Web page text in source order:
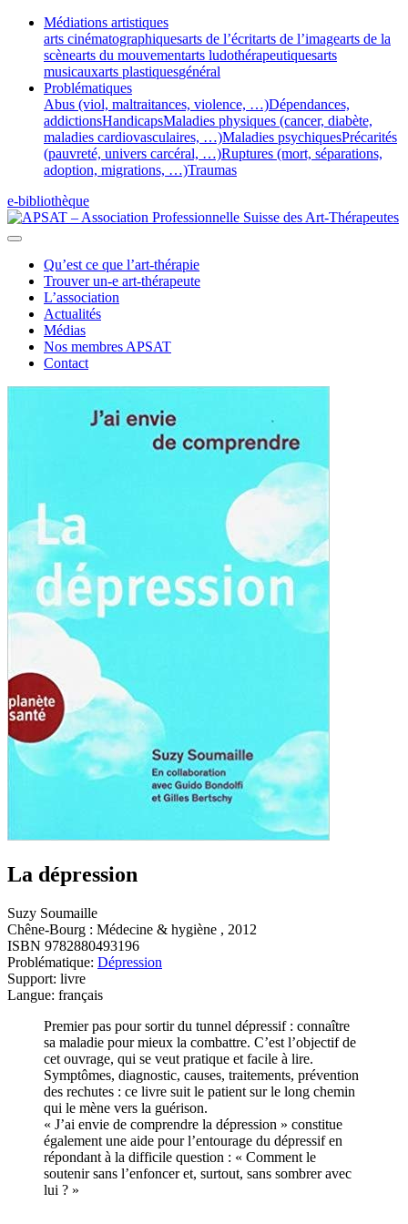
Médiations artistiques
arts cinématographiquesarts de l’écritarts de l’imagearts de la
scènearts du mouvementarts ludothérapeutiquesarts
musicauxarts plastiquesgénéral
Problématiques
Abus (viol, maltraitances, violence, …)Dépendances,
addictionsHandicapsMaladies physiques (cancer, diabète,
maladies cardiovasculaires, …)Maladies psychiquesPrécarités
(pauvreté, univers carcéral, …)Ruptures (mort, séparations,
adoption, migrations, …)Traumas
e-bibliothèque
Qu’est ce que l’art-thérapie
Trouver un-e art-thérapeute
L’association
Actualités
Médias
Nos membres APSAT
Contact
La dépression
Suzy Soumaille
Chêne-Bourg : Médecine & hygiène , 2012
ISBN 9782880493196
Problématique: Dépression
Support: livre
Langue: français
Premier pas pour sortir du tunnel dépressif : connaître
sa maladie pour mieux la combattre. C’est l’objectif de
cet ouvrage, qui se veut pratique et facile à lire.
Symptômes, diagnostic, causes, traitements, prévention
des rechutes : ce livre suit le patient sur le long chemin
qui le mène vers la guérison.
« J’ai envie de comprendre la dépression » constitue
également une aide pour l’entourage du dépressif en
répondant à la difficile question : « Comment le
soutenir sans l’enfoncer et, surtout, sans sombrer avec
lui ? »